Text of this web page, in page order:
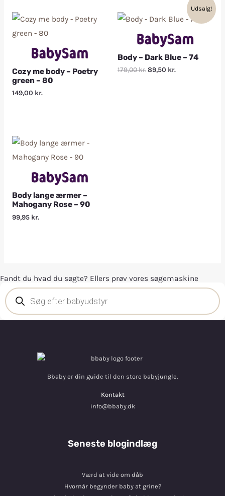
Cozy me body – Poetry
green – 80
149,00 kr.
Udsalg!
Body – Dark Blue – 74
179,00kr.89,50 kr.
Body lange ærmer –
Mahogany Rose – 90
99,95 kr.
Fandt du hvad du søgte? Ellers prøv vores søgemaskine
Bbaby er din guide til den store babyjungle.
Kontakt
info@bbaby.dk
Seneste blogindlæg
Værd at vide om dåb
Hvornår begynder baby at grine?